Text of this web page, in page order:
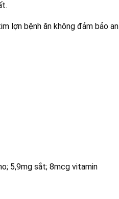
lợn bệnh ăn không đảm bảo an
5,9mg sắt; 8mcg vitamin